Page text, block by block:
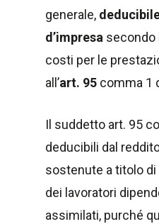
generale,
d’impresa secondo
costi per le
all’art. 95 comma 1
Il suddetto art. 95
deducibili dal
sostenute a titolo di
dei lavoratori
assimilati, purché